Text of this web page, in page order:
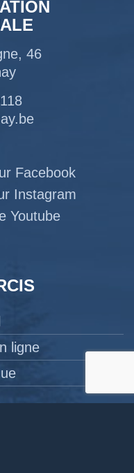
46
Facebook
Instagram
Youtube
ligne